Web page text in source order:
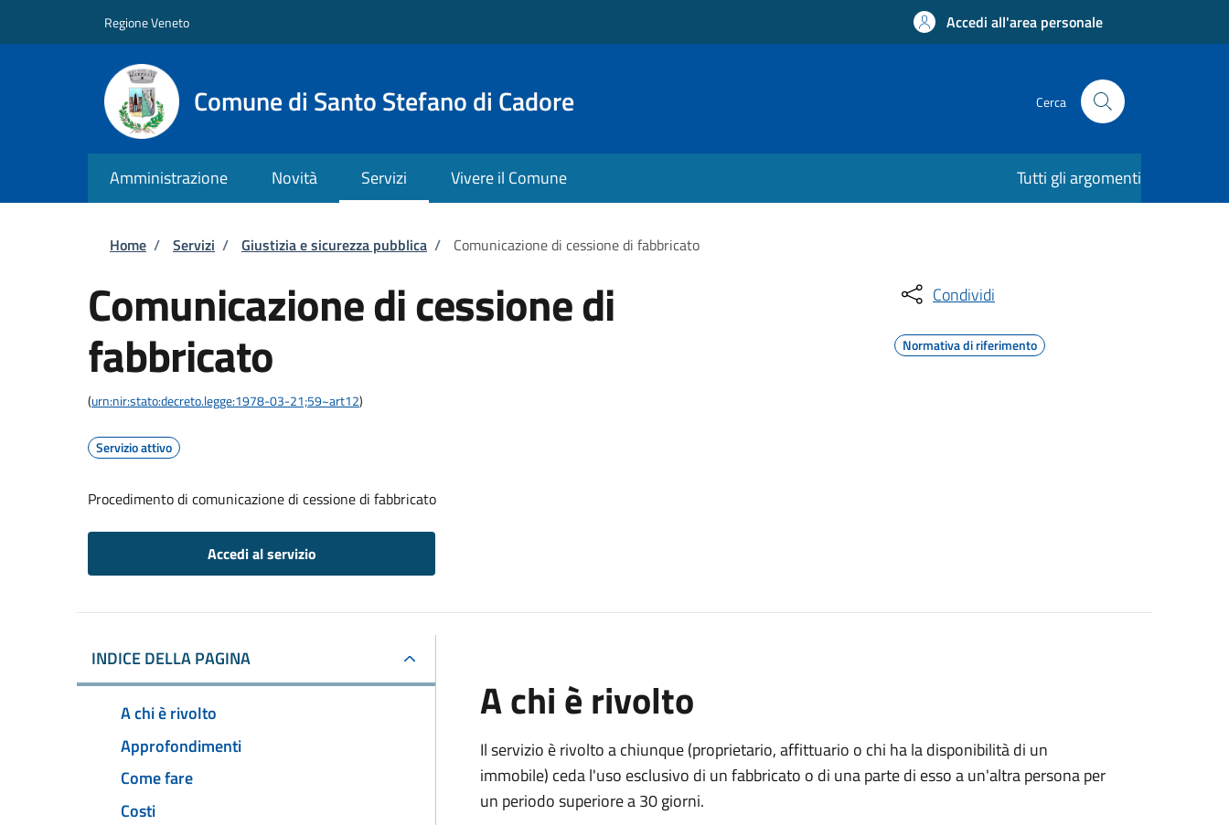
Regione Veneto Accedi all'area personale
Comune di Santo Stefano di Cadore Cerca
Amministrazione Novità Servizi Vivere il Comune Tutti gli argomenti
Briciole di pane
Home / Servizi / Giustizia e sicurezza pubblica / Comunicazione di cessione di fabbricato
Comunicazione di cessione di
fabbricato
(urn:nir:stato:decreto.legge:1978-03-21;59~art12)
Servizio attivo
Procedimento di comunicazione di cessione di fabbricato
Accedi al servizio
Condividi
Normativa di riferimento
INDICE DELLA PAGINA
A chi è rivolto
Approfondimenti
Come fare
Costi
A chi è rivolto
Il servizio è rivolto a chiunque (proprietario, affittuario o chi ha la disponibilità di un
immobile) ceda l'uso esclusivo di un fabbricato o di una parte di esso a un'altra persona per
un periodo superiore a 30 giorni.